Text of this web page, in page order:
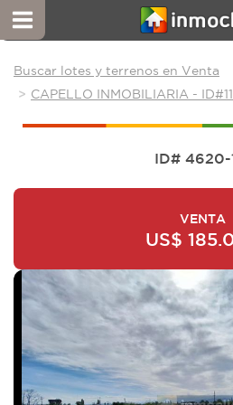
Buscar lotes y terrenos en Venta
CAPELLO INMOBILIARIA -
ID# 4620-
VENTA
US$